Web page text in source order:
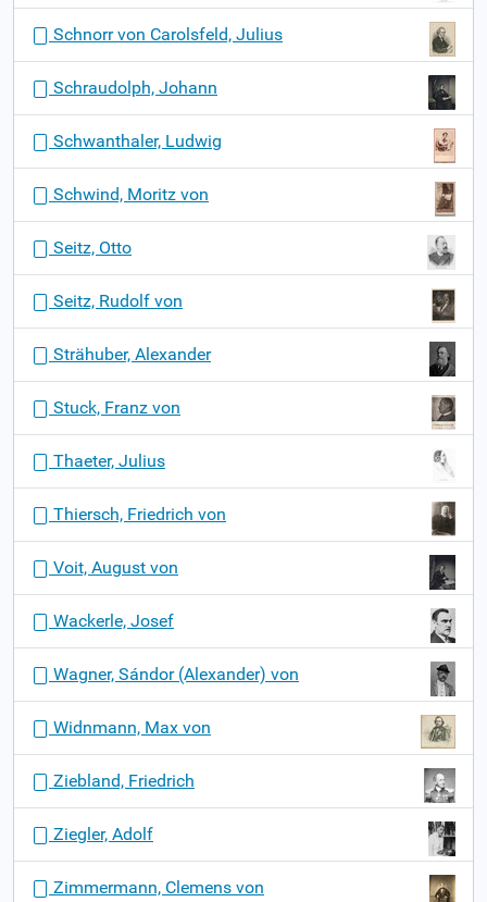
Schnorr von Carolsfeld, Julius
Schraudolph, Johann
Schwanthaler, Ludwig
Schwind, Moritz von
Seitz, Otto
Seitz, Rudolf von
Strähuber, Alexander
Stuck, Franz von
Thaeter, Julius
Thiersch, Friedrich von
Voit, August von
Wackerle, Josef
Wagner, Sándor (Alexander) von
Widnmann, Max von
Ziebland, Friedrich
Ziegler, Adolf
Zimmermann, Clemens von